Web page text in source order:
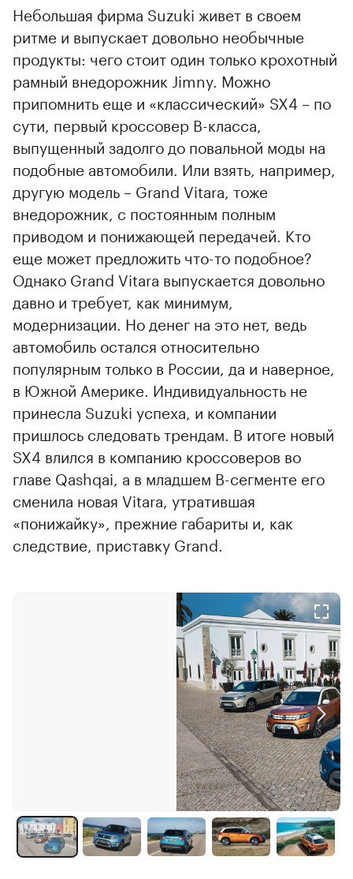
Небольшая фирма Suzuki живет в своем
ритме и выпускает довольно необычные
продукты: чего стоит один только крохотный
рамный внедорожник Jimny. Можно
припомнить еще и «классический» SX4 – по
сути, первый кроссовер B-класса,
выпущенный задолго до повальной моды на
подобные автомобили. Или взять, например,
другую модель – Grand Vitara, тоже
внедорожник, с постоянным полным
приводом и понижающей передачей. Кто
еще может предложить что-то подобное?
Однако Grand Vitara выпускается довольно
давно и требует, как минимум,
модернизации. Но денег на это нет, ведь
автомобиль остался относительно
популярным только в России, да и наверное,
в Южной Америке. Индивидуальность не
принесла Suzuki успеха, и компании
пришлось следовать трендам. В итоге новый
SX4 влился в компанию кроссоверов во
главе Qashqai, а в младшем B-сегменте его
сменила новая Vitara, утратившая
«понижайку», прежние габариты и, как
следствие, приставку Grand.